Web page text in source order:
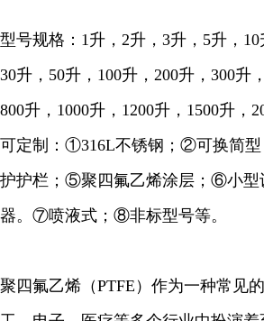
型号规格：1升，2升，3升，5升，10
30升，50升，100升，200升，300升
800升，1000升，1200升，1500升，
可定制：①316L不锈钢；②可换简
护护栏；⑤聚四氟乙烯涂层；⑥小型
器。⑦喷液式；⑧非标型号等。
聚四氟乙烯（PTFE）作为一种常见